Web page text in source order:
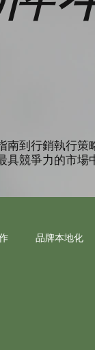
南到行銷執行策
競爭力的市場
品牌本地化